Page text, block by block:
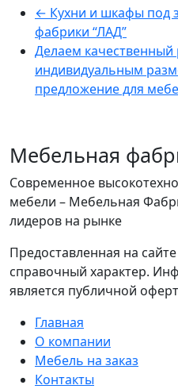
← Кухни и шкафы под
фабрики “ЛАД”
Делаем
индивидуальным
предложение для
Мебельная
Современное
мебели – Мебельная
лидеров на рынке
Предоставленная на
справочный характер.
является публичной
Главная
О компании
Мебель на заказ
Контакты